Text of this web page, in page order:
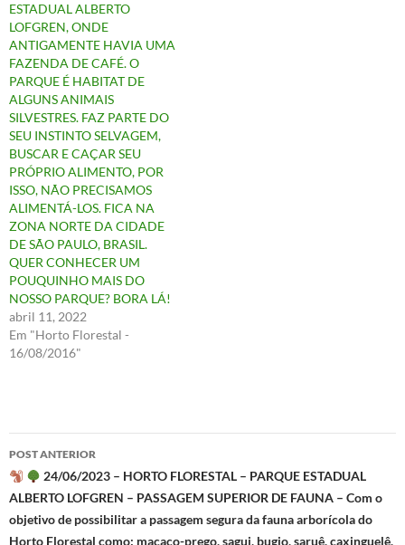
ESTADUAL ALBERTO
LOFGREN, ONDE
ANTIGAMENTE HAVIA UMA
FAZENDA DE CAFÉ. O
PARQUE É HABITAT DE
ALGUNS ANIMAIS
SILVESTRES. FAZ PARTE DO
SEU INSTINTO SELVAGEM,
BUSCAR E CAÇAR SEU
PRÓPRIO ALIMENTO, POR
ISSO, NÃO PRECISAMOS
ALIMENTÁ-LOS. FICA NA
ZONA NORTE DA CIDADE
DE SÃO PAULO, BRASIL.
QUER CONHECER UM
POUQUINHO MAIS DO
NOSSO PARQUE? BORA LÁ!
abril 11, 2022
Em "Horto Florestal -
16/08/2016"
Navegação
de
posts
POST ANTERIOR
24/06/2023 – HORTO FLORESTAL – PARQUE ESTADUAL
ALBERTO LOFGREN – PASSAGEM SUPERIOR DE FAUNA – Com o
objetivo de possibilitar a passagem segura da fauna arborícola do
Horto Florestal como: macaco-prego, sagui, bugio, saruê, caxinguelê,